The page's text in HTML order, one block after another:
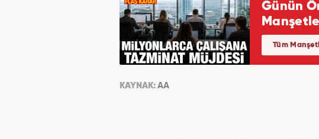
KAYNAK: AA